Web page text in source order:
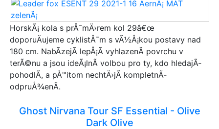
Norco
Wilier
DHS
Denver
Kenzel
CULT
B\'TWIN
Mondraker
Pashley
MRX
HorskÃ¡ kola s prÅ¯mÄ›rem kol 29â€œ
doporuÄujeme cyklistÅ¯m s vÃ½Å¡kou postavy nad
180 cm. NabÃ­zejÃ­ lepÅ¡Ã­ vyhlazenÃ­ povrchu v
terÃ©nu a jsou ideÃ¡lnÃ­ volbou pro ty, kdo hledajÃ­
pohodlÃ­, a pÅ™itom nechtÄ›jÃ­ kompletnÃ­
odpruÅ¾enÃ­.
Ghost Nirvana Tour SF Essential - Olive
Dark Olive